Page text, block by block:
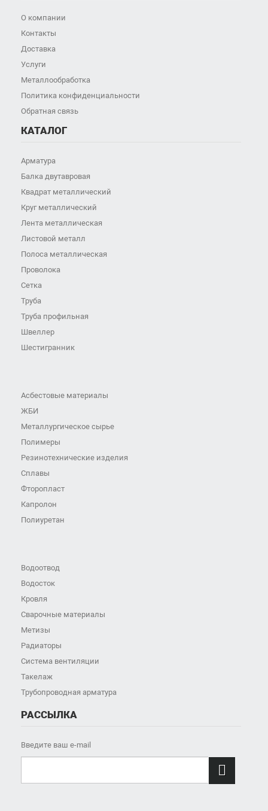
О компании
Контакты
Доставка
Услуги
Металлообработка
Политика конфиденциальности
Обратная связь
КАТАЛОГ
Арматура
Балка двутавровая
Квадрат металлический
Круг металлический
Лента металлическая
Листовой металл
Полоса металлическая
Проволока
Сетка
Труба
Труба профильная
Швеллер
Шестигранник
Асбестовые материалы
ЖБИ
Металлургическое сырье
Полимеры
Резинотехнические изделия
Сплавы
Фторопласт
Капролон
Полиуретан
Водоотвод
Водосток
Кровля
Сварочные материалы
Метизы
Радиаторы
Система вентиляции
Такелаж
Трубопроводная арматура
РАССЫЛКА
Введите ваш e-mail
